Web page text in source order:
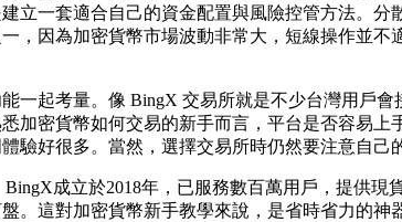
立一套適合自己的資金配置與風險控管方法。
，因為加密貨幣市場波動非常大，短線操作並
一起考量。像 BingX 交易所就是不少台灣用戶
加密貨幣如何交易的新手而言，平台是否容易
驗好很多。當然，選擇交易所時仍然要注意自己
成立於2018年，已服務數百萬用戶，提供
。這對加密貨幣新手教學來說，是省時省力的